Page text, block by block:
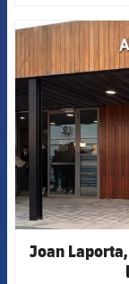
Joan